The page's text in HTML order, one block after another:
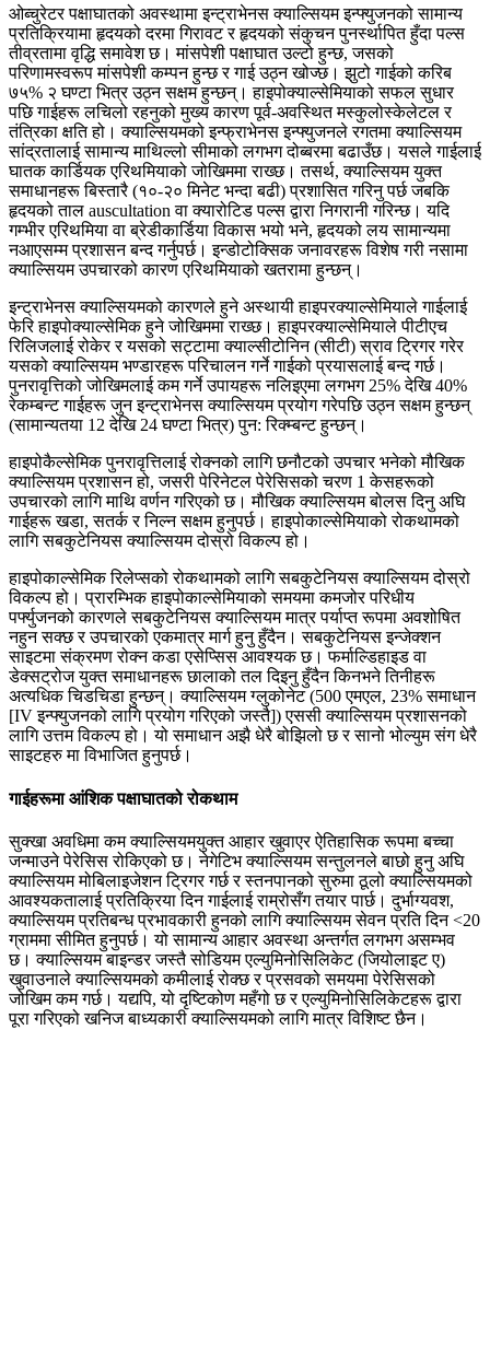
ओब्चुरेटर पक्षाघातको अवस्थामा इन्ट्राभेनस क्याल्सियम इन्फ्युजनको सामान्य
प्रतिक्रियामा हृदयको दरमा गिरावट र हृदयको संकुचन पुनर्स्थापित हुँदा पल्स
तीव्रतामा वृद्धि समावेश छ। मांसपेशी पक्षाघात उल्टो हुन्छ, जसको
परिणामस्वरूप मांसपेशी कम्पन हुन्छ र गाई उठ्न खोज्छ। झुटो गाईको करिब
७५% २ घण्टा भित्र उठ्न सक्षम हुन्छन्। हाइपोक्याल्सेमियाको सफल सुधार
पछि गाईहरू लचिलो रहनुको मुख्य कारण पूर्व-अवस्थित मस्कुलोस्केलेटल र
तंत्रिका क्षति हो। क्याल्सियमको इन्फ्राभेनस इन्फ्युजनले रगतमा क्याल्सियम
सांद्रतालाई सामान्य माथिल्लो सीमाको लगभग दोब्बरमा बढाउँछ। यसले गाईलाई
घातक कार्डियक एरिथमियाको जोखिममा राख्छ। तसर्थ, क्याल्सियम युक्त
समाधानहरू बिस्तारै (१०-२० मिनेट भन्दा बढी) प्रशासित गरिनु पर्छ जबकि
हृदयको ताल auscultation वा क्यारोटिड पल्स द्वारा निगरानी गरिन्छ। यदि
गम्भीर एरिथमिया वा ब्रेडीकार्डिया विकास भयो भने, हृदयको लय सामान्यमा
नआएसम्म प्रशासन बन्द गर्नुपर्छ। इन्डोटोक्सिक जनावरहरू विशेष गरी नसामा
क्याल्सियम उपचारको कारण एरिथमियाको खतरामा हुन्छन्।
इन्ट्राभेनस क्याल्सियमको कारणले हुने अस्थायी हाइपरक्याल्सेमियाले गाईलाई
फेरि हाइपोक्याल्सेमिक हुने जोखिममा राख्छ। हाइपरक्याल्सेमियाले पीटीएच
रिलिजलाई रोकेर र यसको सट्टामा क्याल्सीटोनिन (सीटी) स्राव ट्रिगर गरेर
यसको क्याल्सियम भण्डारहरू परिचालन गर्ने गाईको प्रयासलाई बन्द गर्छ।
पुनरावृत्तिको जोखिमलाई कम गर्ने उपायहरू नलिइएमा लगभग 25% देखि 40%
रेकम्बन्ट गाईहरू जुन इन्ट्राभेनस क्याल्सियम प्रयोग गरेपछि उठ्न सक्षम हुन्छन्
(सामान्यतया 12 देखि 24 घण्टा भित्र) पुन: रिक्म्बन्ट हुन्छन्।
हाइपोकैल्सेमिक पुनरावृत्तिलाई रोक्नको लागि छनौटको उपचार भनेको मौखिक
क्याल्सियम प्रशासन हो, जसरी पेरिनेटल पेरेसिसको चरण 1 केसहरूको
उपचारको लागि माथि वर्णन गरिएको छ। मौखिक क्याल्सियम बोलस दिनु अघि
गाईहरू खडा, सतर्क र निल्न सक्षम हुनुपर्छ। हाइपोकाल्सेमियाको रोकथामको
लागि सबकुटेनियस क्याल्सियम दोस्रो विकल्प हो।
हाइपोकाल्सेमिक रिलेप्सको रोकथामको लागि सबकुटेनियस क्याल्सियम दोस्रो
विकल्प हो। प्रारम्भिक हाइपोकाल्सेमियाको समयमा कमजोर परिधीय
पर्फ्युजनको कारणले सबकुटेनियस क्याल्सियम मात्र पर्याप्त रूपमा अवशोषित
नहुन सक्छ र उपचारको एकमात्र मार्ग हुनु हुँदैन। सबकुटेनियस इन्जेक्शन
साइटमा संक्रमण रोक्न कडा एसेप्सिस आवश्यक छ। फर्माल्डिहाइड वा
डेक्सट्रोज युक्त समाधानहरू छालाको तल दिइनु हुँदैन किनभने तिनीहरू
अत्यधिक चिडचिडा हुन्छन्। क्याल्सियम ग्लुकोनेट (500 एमएल, 23% समाधान
[IV इन्फ्युजनको लागि प्रयोग गरिएको जस्तै]) एससी क्याल्सियम प्रशासनको
लागि उत्तम विकल्प हो। यो समाधान अझै धेरै बोझिलो छ र सानो भोल्युम संग धेरै
साइटहरु मा विभाजित हुनुपर्छ।
गाईहरूमा आंशिक पक्षाघातको रोकथाम
सुक्खा अवधिमा कम क्याल्सियमयुक्त आहार खुवाएर ऐतिहासिक रूपमा बच्चा
जन्माउने पेरेसिस रोकिएको छ। नेगेटिभ क्याल्सियम सन्तुलनले बाछो हुनु अघि
क्याल्सियम मोबिलाइजेशन ट्रिगर गर्छ र स्तनपानको सुरुमा ठूलो क्याल्सियमको
आवश्यकतालाई प्रतिक्रिया दिन गाईलाई राम्रोसँग तयार पार्छ। दुर्भाग्यवश,
क्याल्सियम प्रतिबन्ध प्रभावकारी हुनको लागि क्याल्सियम सेवन प्रति दिन <20
ग्राममा सीमित हुनुपर्छ। यो सामान्य आहार अवस्था अन्तर्गत लगभग असम्भव
छ। क्याल्सियम बाइन्डर जस्तै सोडियम एल्युमिनोसिलिकेट (जियोलाइट ए)
खुवाउनाले क्याल्सियमको कमीलाई रोक्छ र प्रसवको समयमा पेरेसिसको
जोखिम कम गर्छ। यद्यपि, यो दृष्टिकोण महँगो छ र एल्युमिनोसिलिकेटहरू द्वारा
पूरा गरिएको खनिज बाध्यकारी क्याल्सियमको लागि मात्र विशिष्ट छैन।